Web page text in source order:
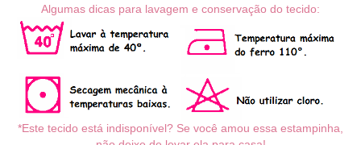
Algumas dicas para lavagem e conservação do tecido:
*Este tecido está indisponível? Se você amou essa estampinha,